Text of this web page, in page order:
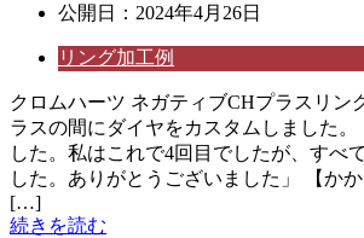
公開日： 2024年4月26日
リング加工例
クロムハーツ ネガティブCHプラスリン
ラスの間にダイヤをカスタムしました。
した。私はこれで4回目でしたが、すべ
した。ありがとうございました」 【か
[…]
続きを読む